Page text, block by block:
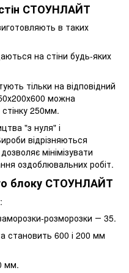
СТОУНЛАЙТ
в таких
на стіни будь-яких
тільки на відповідний
можна
250мм.
"з нуля" і
відрізняються
мінімізувати
оздоблювальних робіт.
блоку СТОУНЛАЙТ
розморозки ― 35.
становить 600 і 200 мм
мм.